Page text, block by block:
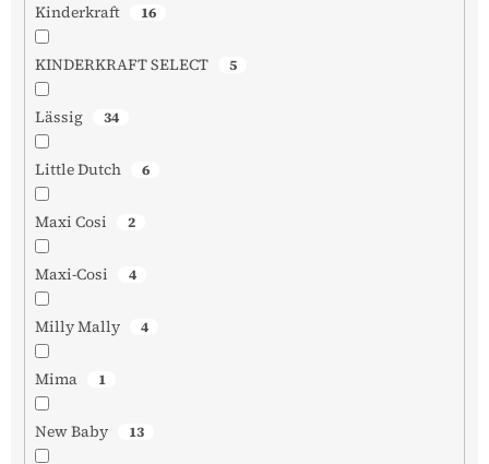
Kinderkraft 16
KINDERKRAFT SELECT 5
Lässig 34
Little Dutch 6
Maxi Cosi 2
Maxi-Cosi 4
Milly Mally 4
Mima 1
New Baby 13